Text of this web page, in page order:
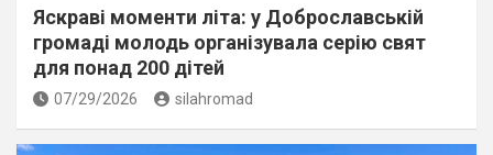
Яскраві моменти літа: у Доброславській
громаді молодь організувала серію свят
для понад 200 дітей
07/29/2026 silahromad